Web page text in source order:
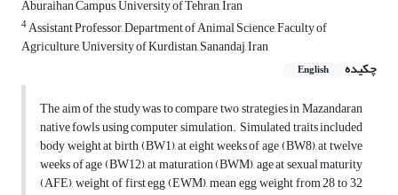
Aburaihan Campus, University of Tehran, Iran
4Assistant Professor, Department of Animal Science, Faculty of
Agriculture, University of Kurdistan, Sanandaj, Iran
چکیده
English
The aim of the study was to compare two strategies in Mazandaran
native fowls using computer simulation. Simulated traits included
body weight at birth (BW1), at eight weeks of age (BW8), at twelve
weeks of age (BW12), at maturation (BWM), age at sexual maturity
(AFE), weight of first egg (EWM), mean egg weight from 28 to 32